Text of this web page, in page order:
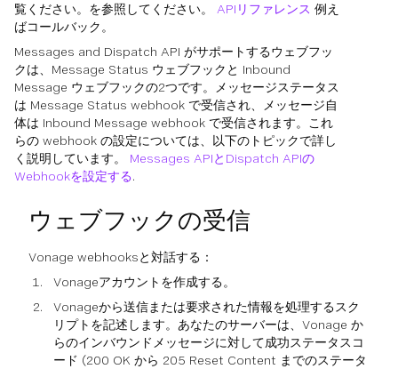
覧ください。を参照してください。 APIリファレンス 例え
ばコールバック。
Messages and Dispatch API がサポートするウェブフッ
クは、Message Status ウェブフックと Inbound
Message ウェブフックの2つです。メッセージステータス
は Message Status webhook で受信され、メッセージ自
体は Inbound Message webhook で受信されます。これ
らの webhook の設定については、以下のトピックで詳し
く説明しています。 Messages APIとDispatch APIの
Webhookを設定する.
ウェブフックの受信
Vonage webhooksと対話する：
Vonageアカウントを作成する。
Vonageから送信または要求された情報を処理するスク
リプトを記述します。あなたのサーバーは、Vonage か
らのインバウンドメッセージに対して成功ステータスコ
ード (200 OK から 205 Reset Content までのステータ